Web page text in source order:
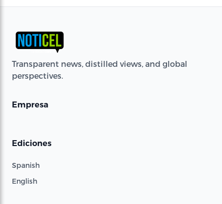
Transparent news, distilled views, and global
perspectives.
Empresa
Ediciones
Spanish
English